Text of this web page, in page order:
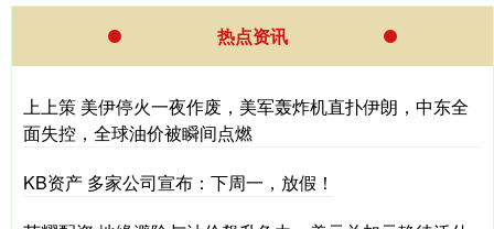
热点资讯
上上策 美伊停火一夜作废，美军轰炸机直扑伊朗，中东全
面失控，全球油价被瞬间点燃
KB资产 多家公司宣布：下周一，放假！